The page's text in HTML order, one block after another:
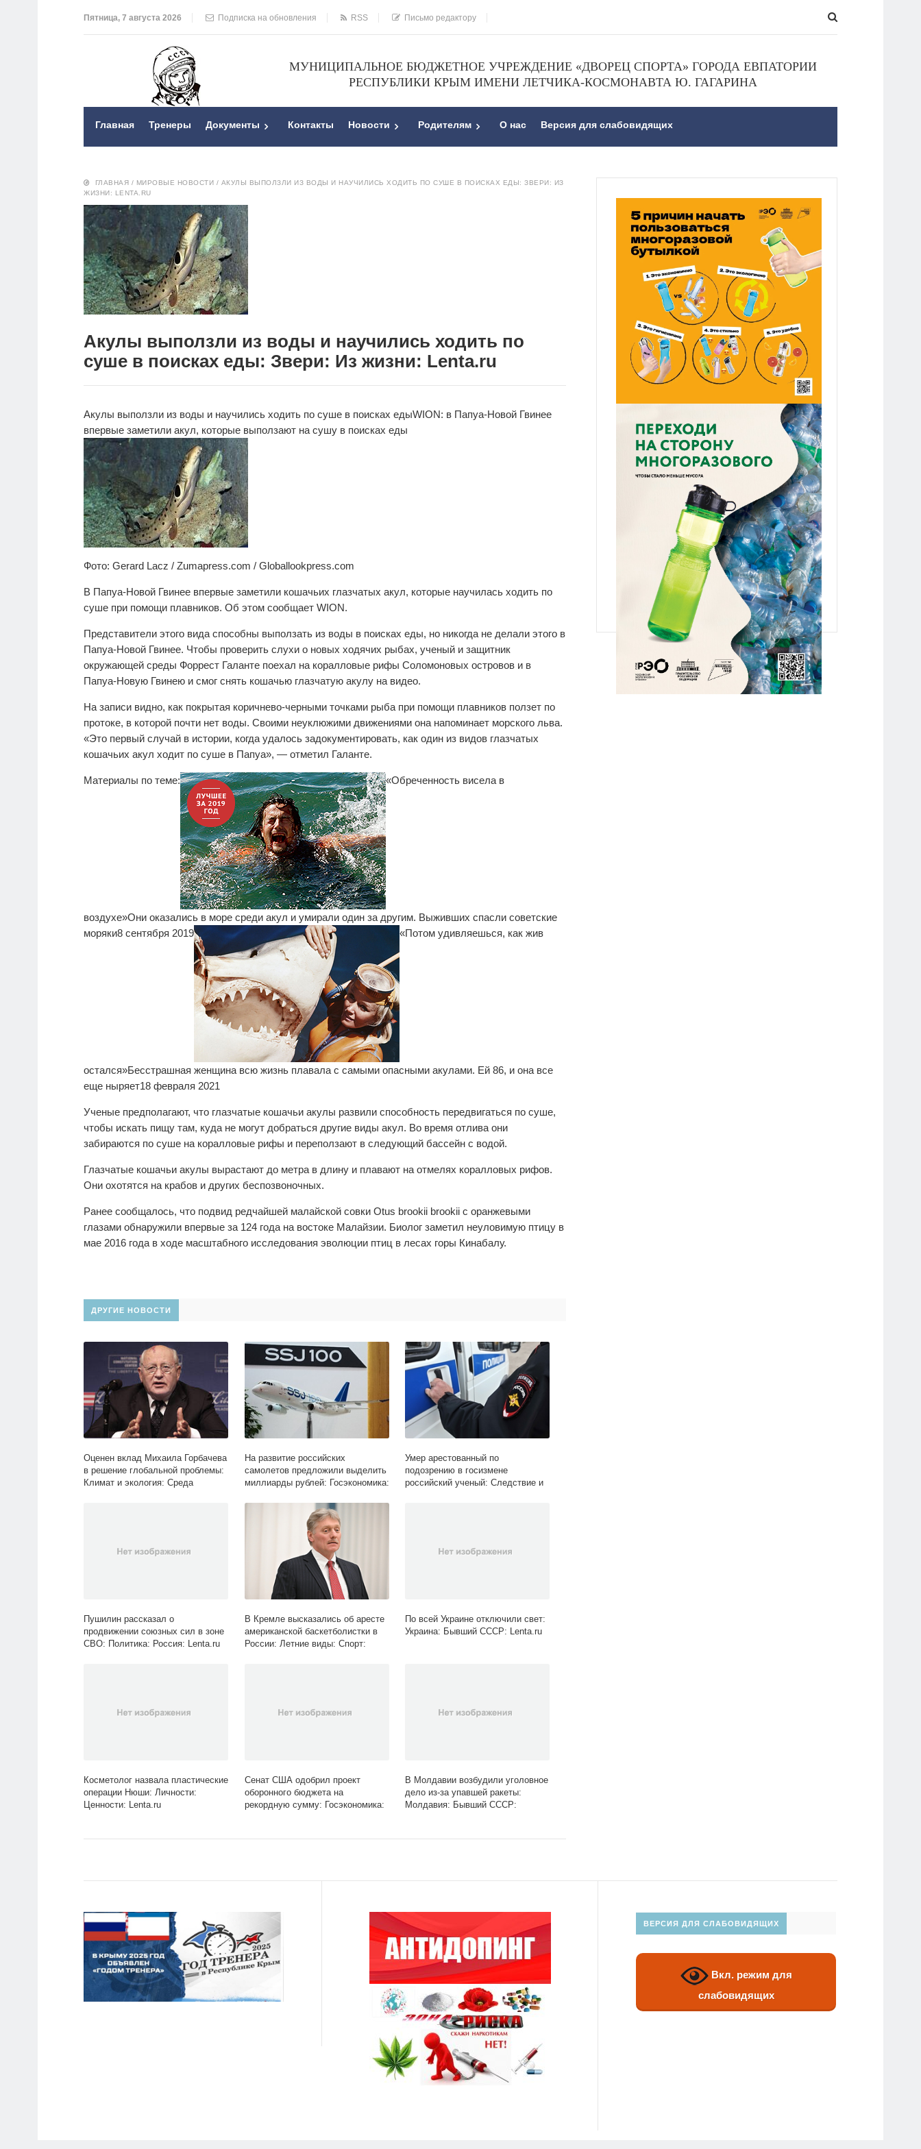
Пятница, 7 августа 2026 Подписка на обновления RSS Письмо редактору
МУНИЦИПАЛЬНОЕ БЮДЖЕТНОЕ УЧРЕЖДЕНИЕ «ДВОРЕЦ СПОРТА» ГОРОДА ЕВПАТОРИИ
РЕСПУБЛИКИ КРЫМ ИМЕНИ ЛЕТЧИКА-КОСМОНАВТА Ю. ГАГАРИНА
Главная Тренеры Документы Контакты Новости Родителям О нас Версия для слабовидящих
ГЛАВНАЯ / МИРОВЫЕ НОВОСТИ / АКУЛЫ ВЫПОЛЗЛИ ИЗ ВОДЫ И НАУЧИЛИСЬ ХОДИТЬ ПО СУШЕ В ПОИСКАХ ЕДЫ: ЗВЕРИ: ИЗ
ЖИЗНИ: LENTA.RU
Акулы выползли из воды и научились ходить по
суше в поисках еды: Звери: Из жизни: Lenta.ru
Акулы выползли из воды и научились ходить по суше в поисках едыWION: в Папуа-Новой Гвинее
впервые заметили акул, которые выползают на сушу в поисках еды
Фото: Gerard Lacz / Zumapress.com / Globallookpress.com
В Папуа-Новой Гвинее впервые заметили кошачьих глазчатых акул, которые научилась ходить по
суше при помощи плавников. Об этом сообщает WION.
Представители этого вида способны выползать из воды в поисках еды, но никогда не делали этого в
Папуа-Новой Гвинее. Чтобы проверить слухи о новых ходячих рыбах, ученый и защитник
окружающей среды Форрест Галанте поехал на коралловые рифы Соломоновых островов и в
Папуа-Новую Гвинею и смог снять кошачью глазчатую акулу на видео.
На записи видно, как покрытая коричнево-черными точками рыба при помощи плавников ползет по
протоке, в которой почти нет воды. Своими неуклюжими движениями она напоминает морского льва.
«Это первый случай в истории, когда удалось задокументировать, как один из видов глазчатых
кошачьих акул ходит по суше в Папуа», — отметил Галанте.
Материалы по теме: «Обреченность висела в
воздухе»Они оказались в море среди акул и умирали один за другим. Выживших спасли советские
моряки8 сентября 2019 «Потом удивляешься, как жив
остался»Бесстрашная женщина всю жизнь плавала с самыми опасными акулами. Ей 86, и она все
еще ныряет18 февраля 2021
Ученые предполагают, что глазчатые кошачьи акулы развили способность передвигаться по суше,
чтобы искать пищу там, куда не могут добраться другие виды акул. Во время отлива они
забираются по суше на коралловые рифы и переползают в следующий бассейн с водой.
Глазчатые кошачьи акулы вырастают до метра в длину и плавают на отмелях коралловых рифов.
Они охотятся на крабов и других беспозвоночных.
Ранее сообщалось, что подвид редчайшей малайской совки Otus brookii brookii с оранжевыми
глазами обнаружили впервые за 124 года на востоке Малайзии. Биолог заметил неуловимую птицу в
мае 2016 года в ходе масштабного исследования эволюции птиц в лесах горы Кинабалу.
ДРУГИЕ НОВОСТИ
Оценен вклад Михаила Горбачева
в решение глобальной проблемы:
Климат и экология: Среда
На развитие российских
самолетов предложили выделить
миллиарды рублей: Госэкономика:
Умер арестованный по
подозрению в госизмене
российский ученый: Следствие и
Пушилин рассказал о
продвижении союзных сил в зоне
СВО: Политика: Россия: Lenta.ru
В Кремле высказались об аресте
американской баскетболистки в
России: Летние виды: Спорт:
По всей Украине отключили свет:
Украина: Бывший СССР: Lenta.ru
Косметолог назвала пластические
операции Нюши: Личности:
Ценности: Lenta.ru
Сенат США одобрил проект
оборонного бюджета на
рекордную сумму: Госэкономика:
В Молдавии возбудили уголовное
дело из-за упавшей ракеты:
Молдавия: Бывший СССР:
ВЕРСИЯ ДЛЯ СЛАБОВИДЯЩИХ
Вкл. режим для
слабовидящих